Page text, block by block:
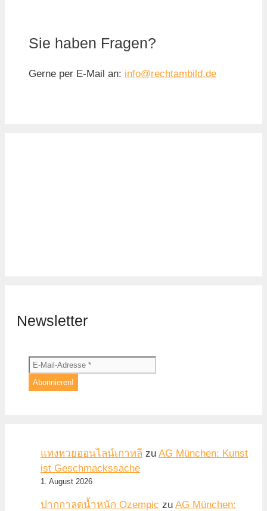
Sie haben Fragen?
Gerne per E-Mail an: info@rechtambild.de
Newsletter
แทงหวยออนไลน์เกาหลี zu AG München: Kunst
ist Geschmackssache
1. August 2026
ปากกาลดน้ำหนัก Ozempic zu AG München: